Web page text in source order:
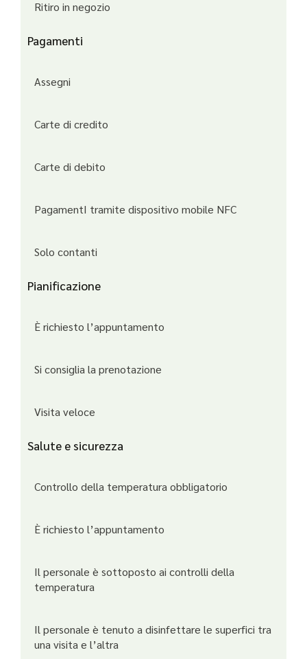
Ritiro in negozio
Pagamenti
Assegni
Carte di credito
Carte di debito
PagamentI tramite dispositivo mobile NFC
Solo contanti
Pianificazione
È richiesto l’appuntamento
Si consiglia la prenotazione
Visita veloce
Salute e sicurezza
Controllo della temperatura obbligatorio
È richiesto l’appuntamento
Il personale è sottoposto ai controlli della
temperatura
Il personale è tenuto a disinfettare le superfici tra
una visita e l’altra